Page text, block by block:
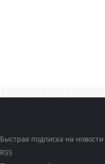
Быстрая подписка на новости
RSS